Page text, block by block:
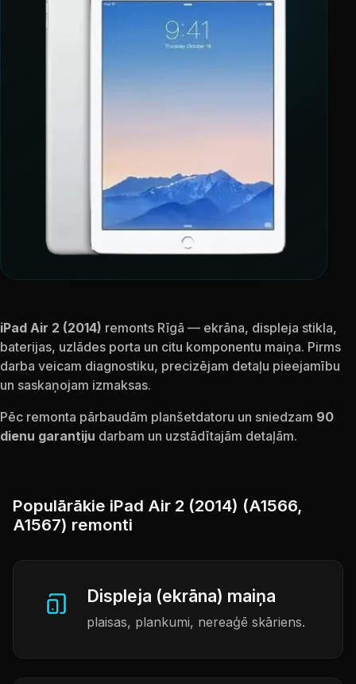
iPad Air 2 (2014) remonts Rīgā — ekrāna, displeja stikla,
baterijas, uzlādes porta un citu komponentu maiņa. Pirms
darba veicam diagnostiku, precizējam detaļu pieejamību
un saskaņojam izmaksas.
Pēc remonta pārbaudām planšetdatoru un sniedzam 90
dienu garantiju darbam un uzstādītajām detaļām.
Populārākie iPad Air 2 (2014) (A1566,
A1567) remonti
Displeja (ekrāna) maiņa
plaisas, plankumi, nereaģē skāriens.